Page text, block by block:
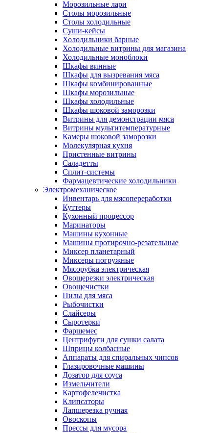
Морозильные лари
Столы морозильные
Столы холодильные
Суши-кейсы
Холодильники барные
Холодильные витрины для магазина
Холодильные моноблоки
Шкафы винные
Шкафы для вызревания мяса
Шкафы комбинированные
Шкафы морозильные
Шкафы холодильные
Шкафы шоковой заморозки
Витрины для демонстрации мяса
Витрины мультитемпературные
Камеры шоковой заморозки
Молекулярная кухня
Пристенные витрины
Саладетты
Сплит-системы
Фармацевтические холодильники
Электромеханическое
Инвентарь для мясопереработки
Куттеры
Кухонный процессор
Маринаторы
Машины кухонные
Машины протирочно-резательные
Миксер планетарный
Миксеры погружные
Мясорубка электрическая
Овощерезки электрическая
Овощечистки
Пилы для мяса
Рыбочистки
Слайсеры
Сыротерки
Фаршемес
Центрифуги для сушки салата
Шприцы колбасные
Аппараты для спиральных чипсов
Глазировочные машины
Дозатор для соуса
Измельчители
Картофелечистка
Клипсаторы
Лапшерезка ручная
Овоскопы
Прессы для мусора